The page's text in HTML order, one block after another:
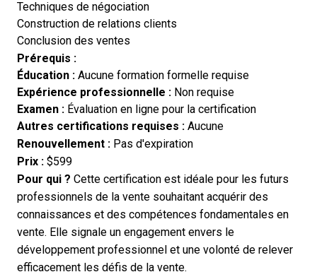
Techniques de négociation
Construction de relations clients
Conclusion des ventes
Prérequis :
Éducation : Aucune formation formelle requise
Expérience professionnelle : Non requise
Examen : Évaluation en ligne pour la certification
Autres certifications requises : Aucune
Renouvellement : Pas d'expiration
Prix : $599
Pour qui ? Cette certification est idéale pour les futurs
professionnels de la vente souhaitant acquérir des
connaissances et des compétences fondamentales en
vente. Elle signale un engagement envers le
développement professionnel et une volonté de relever
efficacement les défis de la vente.